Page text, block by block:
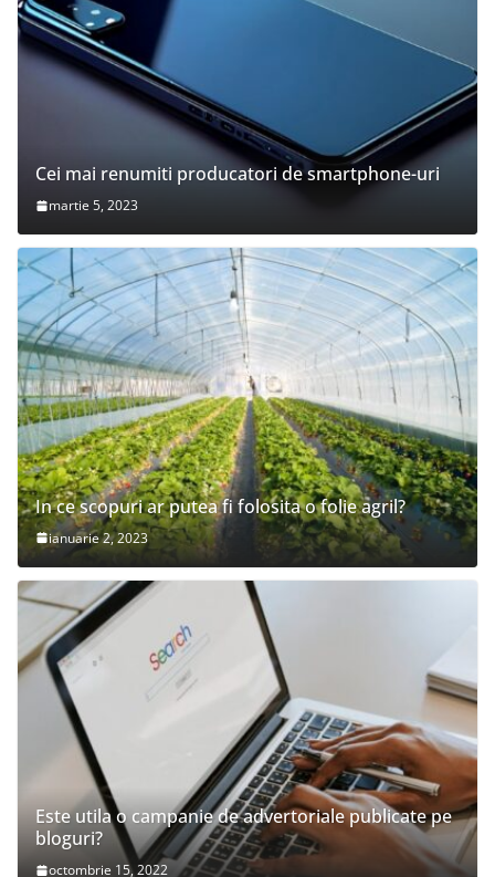
Cei mai renumiti producatori de smartphone-uri
martie 5, 2023
In ce scopuri ar putea fi folosita o folie agril?
ianuarie 2, 2023
Este utila o campanie de advertoriale publicate pe
bloguri?
octombrie 15, 2022